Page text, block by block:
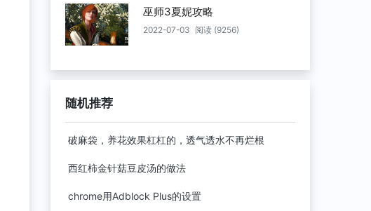
巫师3夏妮攻略
2022-07-03 阅读 (9256)
随机推荐
破麻袋，养花效果杠杠的，透气透水不再烂根
西红柿金针菇豆皮汤的做法
chrome用Adblock Plus的设置